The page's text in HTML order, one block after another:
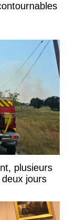
plusieurs
jours